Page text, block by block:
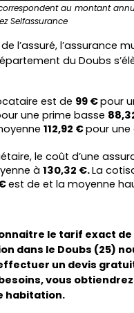
au montant
Selfassurance
l’assuré, l’assurance
du Doubs
est de 99 € pour
une prime basse
112,92 € pour
le coût d’une
à 130,32 €. La
le tarif exact
dans le Doubs (25)
un devis
vous
habitation.